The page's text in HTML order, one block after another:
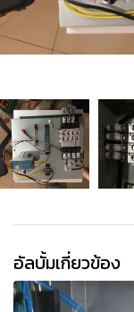
อัลบั้มเกี่ยวข้อง